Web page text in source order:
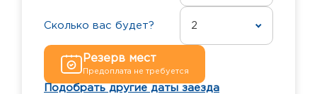
Сколько вас будет? 2
Резерв мест
Предоплата не требуется
Подобрать другие даты заезда